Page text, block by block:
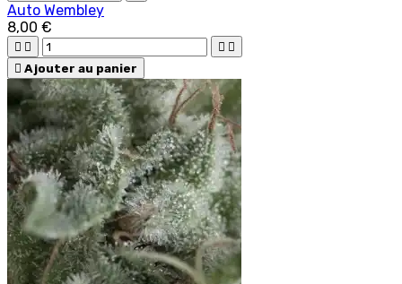
Auto Wembley
8,00 €
   
 Ajouter au panier